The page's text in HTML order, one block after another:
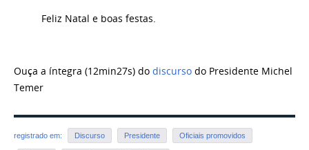
Feliz Natal e boas festas.
Ouça a íntegra (12min27s) do discurso do Presidente Michel
Temer
registrado em: Discurso Presidente Oficiais promovidos